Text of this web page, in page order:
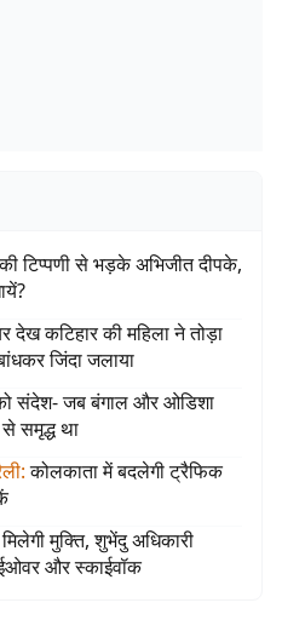
टिप्पणी से भड़के अभिजीत दीपके,
देख कटिहार की महिला ने तोड़ा
जिंदा जलाया
संदेश- जब बंगाल और ओडिशा
समृद्ध था
: कोलकाता में बदलेगी ट्रैफिक
मुक्ति, शुभेंदु अधिकारी
और स्काईवॉक